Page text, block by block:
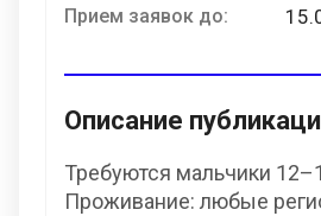
Прием заявок до:
Описание
Требуются мальчики
Проживание: любые